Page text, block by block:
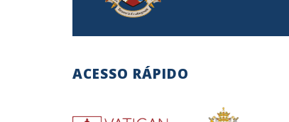
ACESSO RÁPIDO